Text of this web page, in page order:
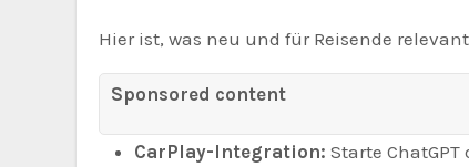
Hier ist, was neu und für Reisende
Sponsored content
CarPlay-Integration: Starte